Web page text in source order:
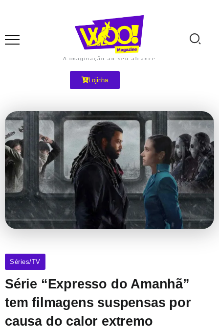
A imaginação ao seu alcance
Lojinha
Séries/TV
Série “Expresso do Amanhã”
tem filmagens suspensas por
causa do calor extremo